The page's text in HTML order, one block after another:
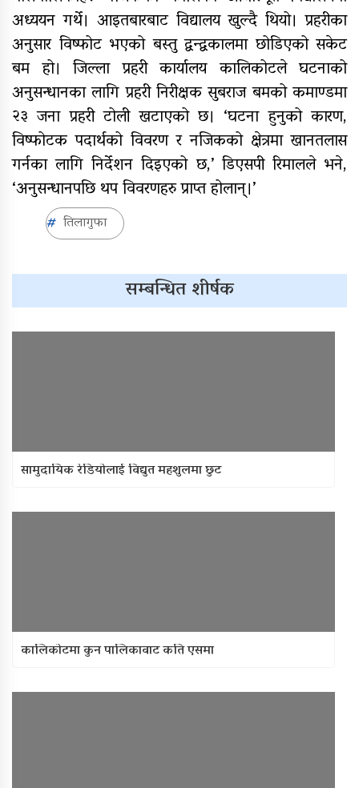
अध्ययन गर्थे। आइतबारबाट विद्यालय खुल्दै थियो। प्रहरीका
अनुसार विष्फोट भएको बस्तु द्वन्द्वकालमा छोडिएको सकेट
बम हो। जिल्ला प्रहरी कार्यालय कालिकोटले घटनाको
अनुसन्धानका लागि प्रहरी निरीक्षक सुबराज बमको कमाण्डमा
२३ जना प्रहरी टोली खटाएको छ। ‘घटना हुनुको कारण,
विष्फोटक पदार्थको विवरण र नजिकको क्षेत्रमा खानतलास
गर्नका लागि निर्देशन दिइएको छ,’ डिएसपी रिमालले भने,
‘अनुसन्धानपछि थप विवरणहरु प्राप्त होलान्।’
तिलागुफा
सम्बन्धित शीर्षक
सामुदायिक रेडियोलाई विद्युत महशुलमा छुट
कालिकोटमा कुन पालिकावाट कति एसमा